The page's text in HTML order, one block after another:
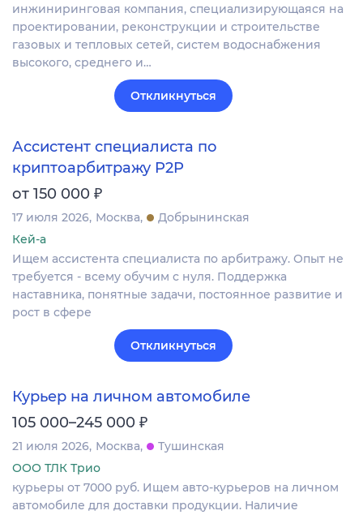
инжиниринговая компания, специализирующаяся на
проектировании, реконструкции и строительстве
газовых и тепловых сетей, систем водоснабжения
высокого, среднего и…
Откликнуться
Ассистент специалиста по
криптоарбитражу P2P
от 150 000 ₽
17 июля 2026 Москва
Добрынинская
Кей-а
Ищем ассистента специалиста по арбитражу. Опыт не
требуется - всему обучим с нуля. Поддержка
наставника, понятные задачи, постоянное развитие и
рост в сфере
Откликнуться
Курьер на личном автомобиле
105 000–245 000 ₽
21 июля 2026 Москва
Тушинская
ООО ТЛК Трио
курьеры от 7000 руб. Ищем авто-курьеров на личном
автомобиле для доставки продукции. Наличие